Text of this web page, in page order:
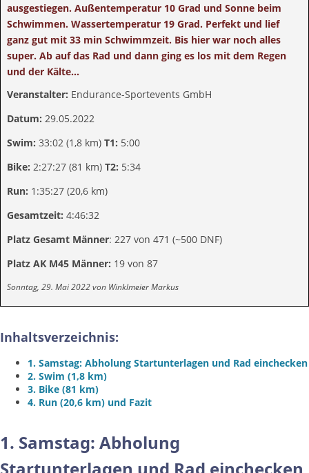
ausgestiegen. Außentemperatur 10 Grad und Sonne beim
Schwimmen. Wassertemperatur 19 Grad. Perfekt und lief
ganz gut mit 33 min Schwimmzeit. Bis hier war noch alles
super. Ab auf das Rad und dann ging es los mit dem Regen
und der Kälte...
Veranstalter: Endurance-Sportevents GmbH
Datum: 29.05.2022
Swim: 33:02 (1,8 km) T1: 5:00
Bike: 2:27:27 (81 km) T2: 5:34
Run: 1:35:27 (20,6 km)
Gesamtzeit: 4:46:32
Platz Gesamt Männer: 227 von 471 (~500 DNF)
Platz AK M45 Männer: 19 von 87
Sonntag, 29. Mai 2022 von Winklmeier Markus
Inhaltsverzeichnis:
1. Samstag: Abholung Startunterlagen und Rad einchecken
2. Swim (1,8 km)
3. Bike (81 km)
4. Run (20,6 km) und Fazit
1. Samstag: Abholung